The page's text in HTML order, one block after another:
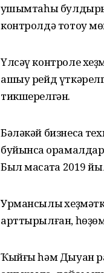
ҡушымтаһы
контролдә тотоу
Үлсәү контроле
ашыу рейд
тикшерелгән.
Бәләкәй бизнесҡа
буйынса
Был маҡсатҡа 2019
Урмансылыҡ
арттырылған,
Ҡыйғы һәм Дыуан